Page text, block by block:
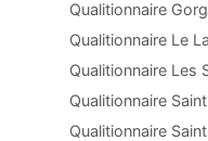
Qualitionnaire
Qualitionnaire Le
Qualitionnaire Les
Qualitionnaire
Qualitionnaire